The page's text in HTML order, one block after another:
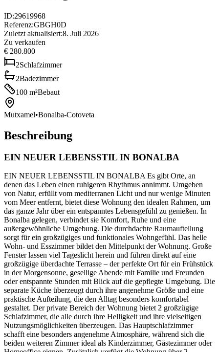
ID:29619968
Referenz:GBGH0D
Zuletzt aktualisiert:8. Juli 2026
Zu verkaufen
€ 280.800
2Schlafzimmer
2Badezimmer
100 m²Bebaut
Mutxamel•Bonalba-Cotoveta
Beschreibung
EIN NEUER LEBENSSTIL IN BONALBA
EIN NEUER LEBENSSTIL IN BONALBA Es gibt Orte, an
denen das Leben einen ruhigeren Rhythmus annimmt. Umgeben
von Natur, erfüllt vom mediterranen Licht und nur wenige Minuten
vom Meer entfernt, bietet diese Wohnung den idealen Rahmen, um
das ganze Jahr über ein entspanntes Lebensgefühl zu genießen. In
Bonalba gelegen, verbindet sie Komfort, Ruhe und eine
außergewöhnliche Umgebung. Die durchdachte Raumaufteilung
sorgt für ein großzügiges und funktionales Wohngefühl. Das helle
Wohn- und Esszimmer bildet den Mittelpunkt der Wohnung. Große
Fenster lassen viel Tageslicht herein und führen direkt auf eine
großzügige überdachte Terrasse – der perfekte Ort für ein Frühstück
in der Morgensonne, gesellige Abende mit Familie und Freunden
oder entspannte Stunden mit Blick auf die gepflegte Umgebung. Die
separate Küche überzeugt durch ihre angenehme Größe und eine
praktische Aufteilung, die den Alltag besonders komfortabel
gestaltet. Der private Bereich der Wohnung bietet 2 großzügige
Schlafzimmer, die alle durch ihre Helligkeit und ihre vielseitigen
Nutzungsmöglichkeiten überzeugen. Das Hauptschlafzimmer
schafft eine besonders angenehme Atmosphäre, während sich die
beiden weiteren Zimmer ideal als Kinderzimmer, Gästezimmer oder